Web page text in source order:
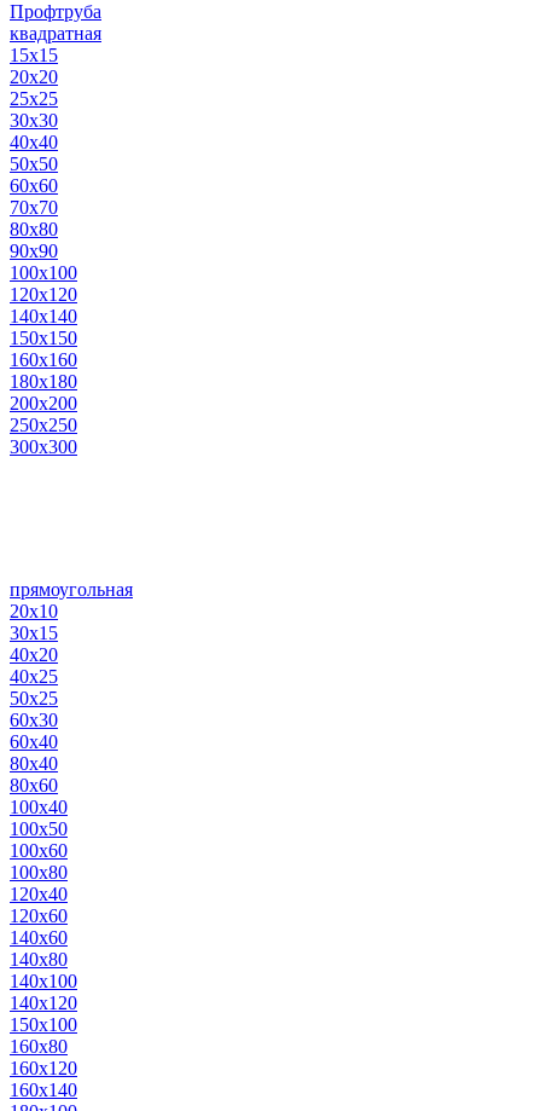
Профтруба
квадратная
15х15
20х20
25х25
30х30
40х40
50х50
60х60
70х70
80х80
90х90
100х100
120х120
140х140
150х150
160х160
180х180
200х200
250х250
300х300
прямоугольная
20х10
30х15
40х20
40х25
50х25
60х30
60х40
80х40
80х60
100х40
100х50
100х60
100х80
120х40
120х60
140х60
140х80
140х100
140х120
150х100
160х80
160х120
160х140